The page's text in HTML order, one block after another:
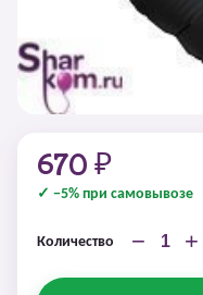
670 ₽
✓ −5% при самовывозе
Количество − +